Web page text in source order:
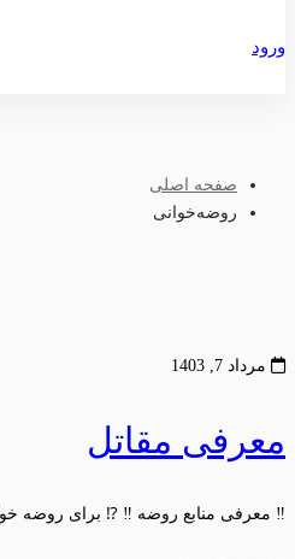
ورود
صفحه اصلی
روضه‌خوانی
مرداد 7, 1403
معرفی مقاتل
‼️ معرفی منابع روضه ‼️ ⁉️ برای روضه